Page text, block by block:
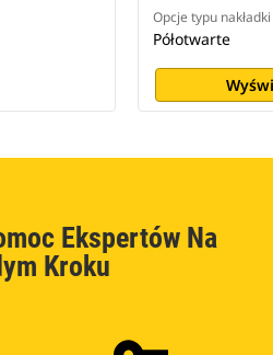
Opcje typu nakładki
Półotwarte
Ekspertów Na
Kroku